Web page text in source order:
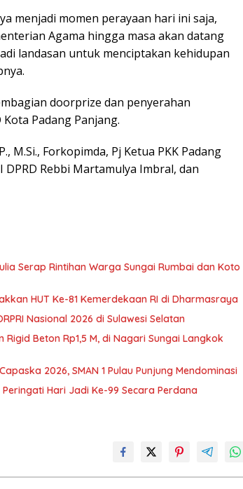
menjadi momen perayaan hari ini saja,
Agama hingga masa akan datang
landasan untuk menciptakan kehidupan
doorprize dan penyerahan
Padang Panjang.
M.Si., Forkopimda, Pj Ketua PKK Padang
DPRD Rebbi Martamulya Imbral, dan
Serap Rintihan Warga Sungai Rumbai dan Koto
HUT Ke-81 Kemerdekaan RI di Dharmasraya
Nasional 2026 di Sulawesi Selatan
Beton Rp1,5 M, di Nagari Sungai Langkok
2026, SMAN 1 Pulau Punjung Mendominasi
Hari Jadi Ke-99 Secara Perdana